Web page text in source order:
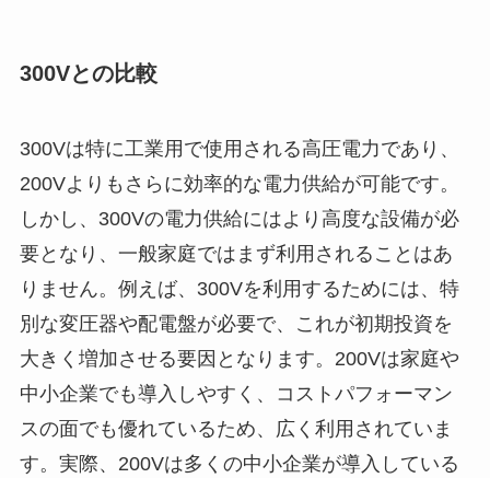
300Vとの比較
300Vは特に工業用で使用される高圧電力であり、
200Vよりもさらに効率的な電力供給が可能です。
しかし、300Vの電力供給にはより高度な設備が必
要となり、一般家庭ではまず利用されることはあ
りません。例えば、300Vを利用するためには、特
別な変圧器や配電盤が必要で、これが初期投資を
大きく増加させる要因となります。200Vは家庭や
中小企業でも導入しやすく、コストパフォーマン
スの面でも優れているため、広く利用されていま
す。実際、200Vは多くの中小企業が導入している